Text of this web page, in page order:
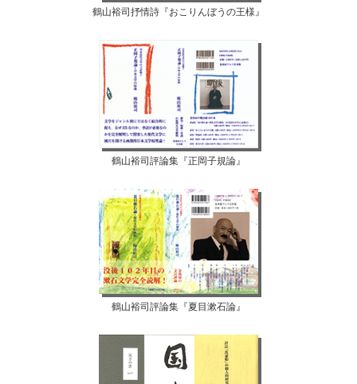
鶴山裕司抒情詩『おこりんぼうの王様』
鶴山裕司評論集『正岡子規論』
鶴山裕司評論集『夏目漱石論』